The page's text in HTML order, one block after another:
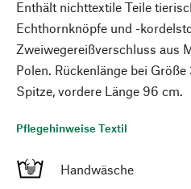
Enthält nichttextile Teile
Echthornknöpfe und -
Zweiwegereißverschluss aus
Polen. Rückenlänge bei
Spitze, vordere Länge 96 cm.
Pflegehinweise Textil
Handwäsche